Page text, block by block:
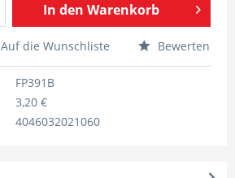
In den Warenkorb
Auf die Wunschliste Bewerten
FP391B
3,20 €
4046032021060